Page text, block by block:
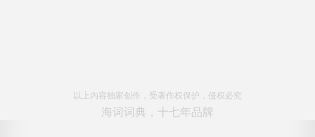
以上内容独家创作，受著作权保护，侵权必究
海词词典，十七年品牌